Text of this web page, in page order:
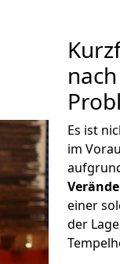
Es ist
im
einer
der